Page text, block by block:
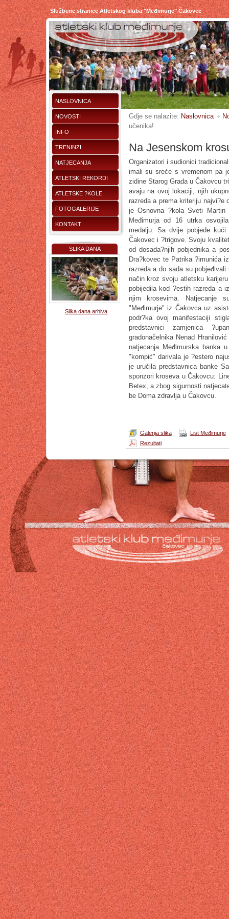
Službene stranice Atletskog kluba "Međimurje" Čakovec
NASLOVNICA
NOVOSTI
INFO
TRENINZI
NATJECANJA
ATLETSKI REKORDI
ATLETSKE ?KOLE
FOTOGALERIJE
KONTAKT
SLIKA DANA
Slika dana arhiva
Gdje se nalazite: Naslovnica
učenika!
Na Jesenskom
Organizatori i sudionici
imali su sreće s vremenom pa
zidine Starog Grada u Čakovcu
avaju na ovoj lokaciji, njih
razreda a prema kriteriju najvi?e
je Osnovna ?kola Sveti
Međimurja od 16 utrka
medalju. Sa dvije pobjede
Čakovec i ?trigove. Svoju
od dosada?njih pobjednika a
Dra?kovec te Patrika ?imunića
razreda a do sada su
način kroz svoju atletsku
pobijedila kod ?estih razreda a
njim krosevima. Natjecanje
"Međimurje" iz Čakovca uz
podr?ka ovoj manifestaciji
predstavnici zamjenica
gradonačelnika Nenad
natjecanja Međimurska banka
"kompić" darivala je ?estero
je uručila predstavnica banke
sponzori kroseva u Čakovcu:
Betex, a zbog sigurnosti
be Doma zdravlja u Čakovcu.
Galerija slika
List Međimurje
Rezultati